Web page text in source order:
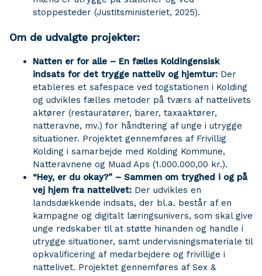
stoppesteder (Justitsministeriet, 2025).
Om de udvalgte projekter:
Natten er for alle – En fælles Koldingensisk
indsats for det trygge natteliv og hjemtur: Der
etableres et safespace ved togstationen i Kolding
og udvikles fælles metoder på tværs af nattelivets
aktører (restauratører, barer, taxaaktører,
natteravne, mv.) for håndtering af unge i utrygge
situationer. Projektet gennemføres af Frivillig
Kolding i samarbejde med Kolding Kommune,
Natteravnene og Muad Aps (1.000.000,00 kr.).
“Hey, er du okay?” – Sammen om tryghed i og på
vej hjem fra nattelivet: Der udvikles en
landsdækkende indsats, der bl.a. består af en
kampagne og digitalt læringsunivers, som skal give
unge redskaber til at støtte hinanden og handle i
utrygge situationer, samt undervisningsmateriale til
opkvalificering af medarbejdere og frivillige i
nattelivet. Projektet gennemføres af Sex &